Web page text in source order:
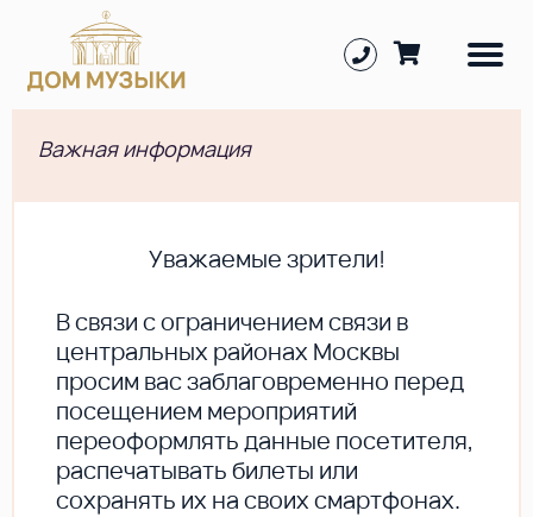
Важная информация
Уважаемые зрители!
В cвязи с ограничением связи в
центральных районах Москвы
просим вас заблаговременно перед
посещением мероприятий
переоформлять данные посетителя,
распечатывать билеты или
сохранять их на своих смартфонах.